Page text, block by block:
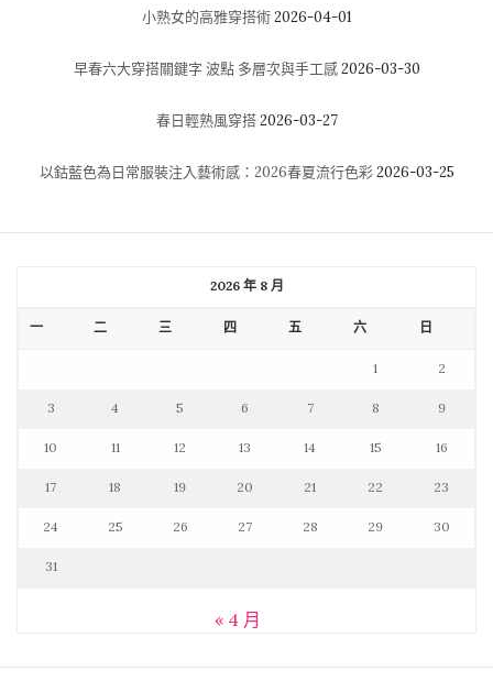
小熟女的高雅穿搭術 2026-04-01
早春六大穿搭關鍵字 波點 多層次與手工感 2026-03-30
春日輕熟風穿搭 2026-03-27
以鈷藍色為日常服裝注入藝術感：2026春夏流行色彩 2026-03-25
2026 年 8 月
一 二 三 四 五 六 日
1 2
3 4 5 6 7 8 9
10 11 12 13 14 15 16
17 18 19 20 21 22 23
24 25 26 27 28 29 30
31
« 4 月